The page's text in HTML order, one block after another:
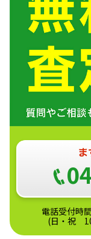
電話受付時
(日・祝